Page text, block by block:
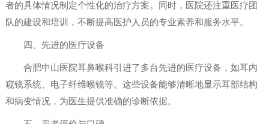
者的具体情况制定个性化的治疗方案。同时，医院还注重医疗团
队的建设和培训，不断提高医护人员的专业素养和服务水平。
四、先进的医疗设备
合肥中山医院耳鼻喉科引进了多台先进的医疗设备，如耳内
窥镜系统、电子纤维喉镜等。这些设备能够清晰地显示耳部结构
和病变情况，为医生提供准确的诊断依据。